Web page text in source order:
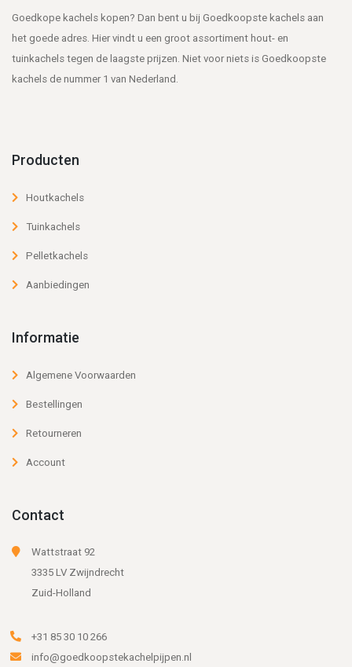
Goedkope kachels kopen? Dan bent u bij Goedkoopste kachels aan
het goede adres. Hier vindt u een groot assortiment hout- en
tuinkachels tegen de laagste prijzen. Niet voor niets is Goedkoopste
kachels de nummer 1 van Nederland.
Producten
Houtkachels
Tuinkachels
Pelletkachels
Aanbiedingen
Informatie
Algemene Voorwaarden
Bestellingen
Retourneren
Account
Contact
Wattstraat 92
3335 LV Zwijndrecht
Zuid-Holland
+31 85 30 10 266
info@goedkoopstekachelpijpen.nl